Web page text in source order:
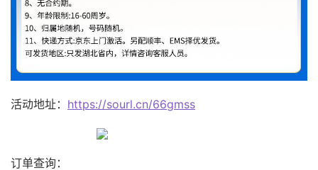
活动地址： https://sourl.cn/66gmss
订单查询：